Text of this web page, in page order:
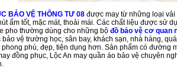
BẢO VỆ THÔNG TƯ 08 được may từ những loại vải
ẩm tốt, mặc mát, thoải mái. Các chất liệu được sử
pho thường dùng cho những bộ đồ bảo vệ cơ quan
vệ trường học, sân bay, khách sạn, nhà hàng,
phú, đẹp, tiện dụng hơn. Sản phẩm có đường
đồng phục, Lộc An may quần áo bảo vệ chuyên